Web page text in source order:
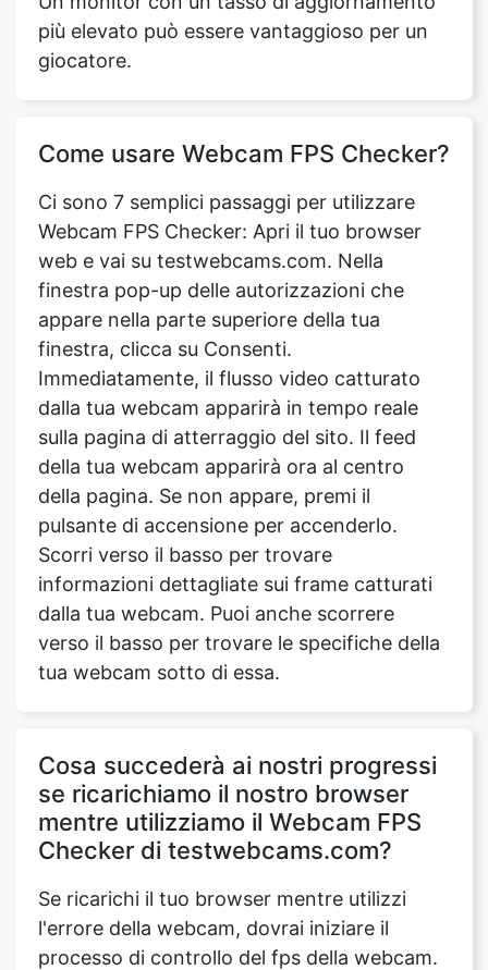
più elevato può essere vantaggioso per un
giocatore.
Come usare Webcam FPS Checker?
Ci sono 7 semplici passaggi per utilizzare
Webcam FPS Checker: Apri il tuo browser
web e vai su testwebcams.com. Nella
finestra pop-up delle autorizzazioni che
appare nella parte superiore della tua
finestra, clicca su Consenti.
Immediatamente, il flusso video catturato
dalla tua webcam apparirà in tempo reale
sulla pagina di atterraggio del sito. Il feed
della tua webcam apparirà ora al centro
della pagina. Se non appare, premi il
pulsante di accensione per accenderlo.
Scorri verso il basso per trovare
informazioni dettagliate sui frame catturati
dalla tua webcam. Puoi anche scorrere
verso il basso per trovare le specifiche della
tua webcam sotto di essa.
Cosa succederà ai nostri progressi
se ricarichiamo il nostro browser
mentre utilizziamo il Webcam FPS
Checker di testwebcams.com?
Se ricarichi il tuo browser mentre utilizzi
l'errore della webcam, dovrai iniziare il
processo di controllo del fps della webcam.